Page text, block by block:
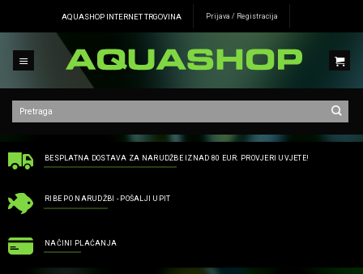
AQUASHOP INTERNET TRGOVINA Prijava / Registracija
BESPLATNA DOSTAVA ZA NARUDŽBE IZNAD 80 EUR. PROVJERI UVJETE!
RIBE PO NARUDŽBI - POŠALJI UPIT
NAČINI PLAĆANJA